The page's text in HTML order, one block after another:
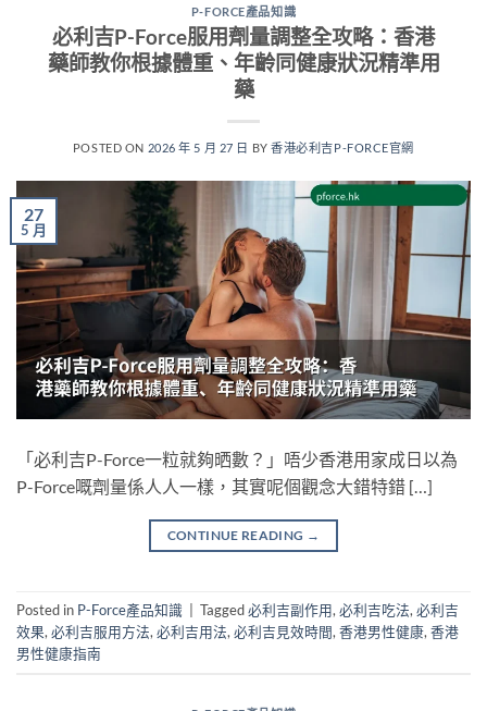
P-FORCE產品知識
必利吉P-Force服用劑量調整全攻略：香港
藥師教你根據體重、年齡同健康狀況精準用
藥
POSTED ON 2026 年 5 月 27 日 BY香港必利吉P-FORCE官網
27
5 月
「必利吉P-Force一粒就夠晒數？」唔少香港用家成日以為
P-Force嘅劑量係人人一樣，其實呢個觀念大錯特錯 […]
CONTINUE READING →
Posted in P-Force產品知識 Tagged必利吉副作用,必利吉吃法,必利吉
效果,必利吉服用方法,必利吉用法,必利吉見效時間,香港男性健康,香港
男性健康指南